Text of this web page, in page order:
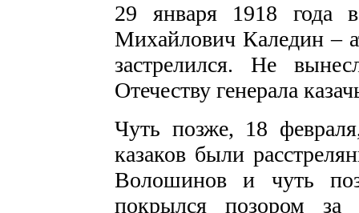
29 января 1918 года
Михайлович Каледин –
застрелился. Не
Отечеству генерала
Чуть позже, 18
казаков были
Волошинов и чуть
покрылся позором за